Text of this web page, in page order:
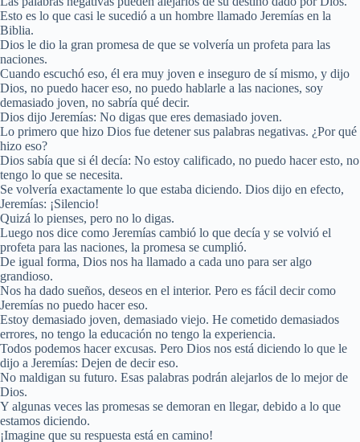
Esto es lo que casi le sucedió a un hombre llamado Jeremías en la
Biblia.
Dios le dio la gran promesa de que se volvería un profeta para las
naciones.
Cuando escuchó eso, él era muy joven e inseguro de sí mismo, y dijo
Dios, no puedo hacer eso, no puedo hablarle a las naciones, soy
demasiado joven, no sabría qué decir.
Dios dijo Jeremías: No digas que eres demasiado joven.
Lo primero que hizo Dios fue detener sus palabras negativas. ¿Por qué
hizo eso?
Dios sabía que si él decía: No estoy calificado, no puedo hacer esto, no
tengo lo que se necesita.
Se volvería exactamente lo que estaba diciendo. Dios dijo en efecto,
Jeremías: ¡Silencio!
Quizá lo pienses, pero no lo digas.
Luego nos dice como Jeremías cambió lo que decía y se volvió el
profeta para las naciones, la promesa se cumplió.
De igual forma, Dios nos ha llamado a cada uno para ser algo
grandioso.
Nos ha dado sueños, deseos en el interior. Pero es fácil decir como
Jeremías no puedo hacer eso.
Estoy demasiado joven, demasiado viejo. He cometido demasiados
errores, no tengo la educación no tengo la experiencia.
Todos podemos hacer excusas. Pero Dios nos está diciendo lo que le
dijo a Jeremías: Dejen de decir eso.
No maldigan su futuro. Esas palabras podrán alejarlos de lo mejor de
Dios.
Y algunas veces las promesas se demoran en llegar, debido a lo que
estamos diciendo.
¡Imagine que su respuesta está en camino!